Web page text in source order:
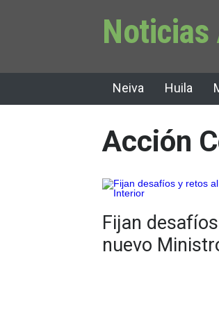
Noticias
Neiva Huila
Acción
Fijan
nuevo